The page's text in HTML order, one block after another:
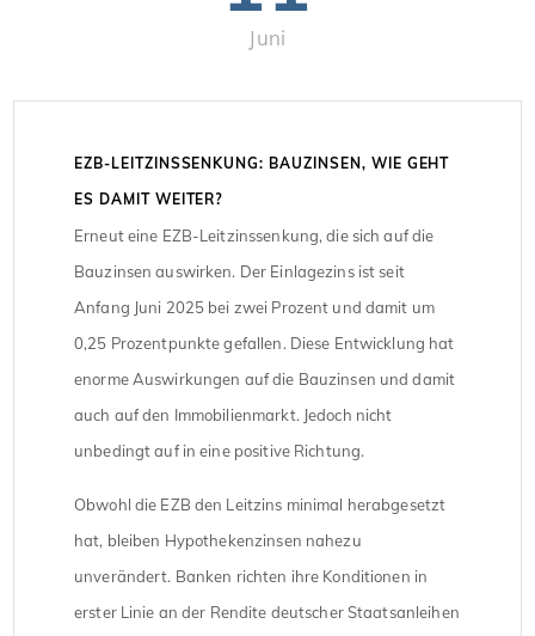
Juni
EZB-LEITZINSSENKUNG: BAUZINSEN, WIE GEHT
ES DAMIT WEITER?
Erneut eine EZB-Leitzinssenkung, die sich auf die
Bauzinsen auswirken. Der Einlagezins ist seit
Anfang Juni 2025 bei zwei Prozent und damit um
0,25 Prozentpunkte gefallen. Diese Entwicklung hat
enorme Auswirkungen auf die Bauzinsen und damit
auch auf den Immobilienmarkt. Jedoch nicht
unbedingt auf in eine positive Richtung.
Obwohl die EZB den Leitzins minimal herabgesetzt
hat, bleiben Hypothekenzinsen nahezu
unverändert. Banken richten ihre Konditionen in
erster Linie an der Rendite deutscher Staatsanleihen